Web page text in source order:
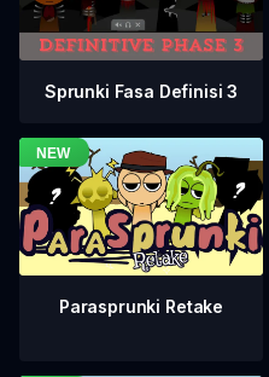
Sprunki Fasa Definisi 3
Parasprunki Retake